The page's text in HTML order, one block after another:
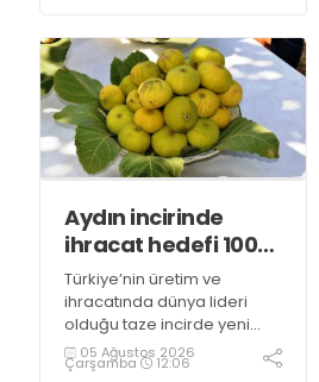
Aydın incirinde
ihracat hedefi 100
milyon dolar
Türkiye’nin üretim ve
ihracatında dünya lideri
olduğu taze incirde yeni
sezon başladı. Aydın’ın
coğrafi işaretli Sarılop
05 Ağustos 2026
Çarşamba 12:06